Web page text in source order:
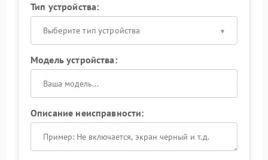
Тип устройства:
Выберите тип устройства
Модель устройства:
Описание неисправности: